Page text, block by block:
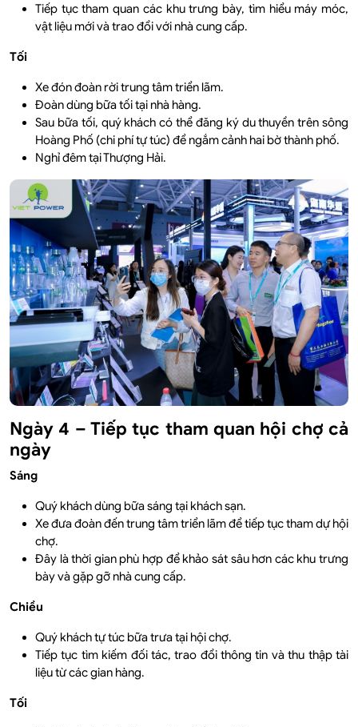
Tiếp tục tham quan các khu trưng bày, tìm hiểu máy móc,
vật liệu mới và trao đổi với nhà cung cấp.
Tối
Xe đón đoàn rời trung tâm triển lãm.
Đoàn dùng bữa tối tại nhà hàng.
Sau bữa tối, quý khách có thể đăng ký du thuyền trên sông
Hoàng Phố (chi phí tự túc) để ngắm cảnh hai bờ thành phố.
Nghỉ đêm tại Thượng Hải.
Ngày 4 – Tiếp tục tham quan hội chợ cả
ngày
Sáng
Quý khách dùng bữa sáng tại khách sạn.
Xe đưa đoàn đến trung tâm triển lãm để tiếp tục tham dự hội
chợ.
Đây là thời gian phù hợp để khảo sát sâu hơn các khu trưng
bày và gặp gỡ nhà cung cấp.
Chiều
Quý khách tự túc bữa trưa tại hội chợ.
Tiếp tục tìm kiếm đối tác, trao đổi thông tin và thu thập tài
liệu từ các gian hàng.
Tối